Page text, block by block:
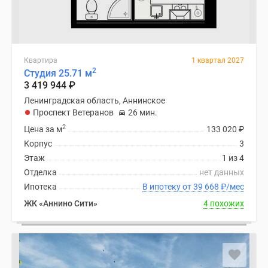
Квартира 1 квартал 2027
Студия 25.71 м2
3 419 944 ₽
Ленинградская область, Аннинское
Проспект Ветеранов
26 мин.
133 020 ₽
Цена за м2
3
Корпус
1 из 4
Этаж
нет данных
Отделка
В ипотеку от 39 668 ₽/мес
Ипотека
ЖК «Аннино Сити»
4 похожих